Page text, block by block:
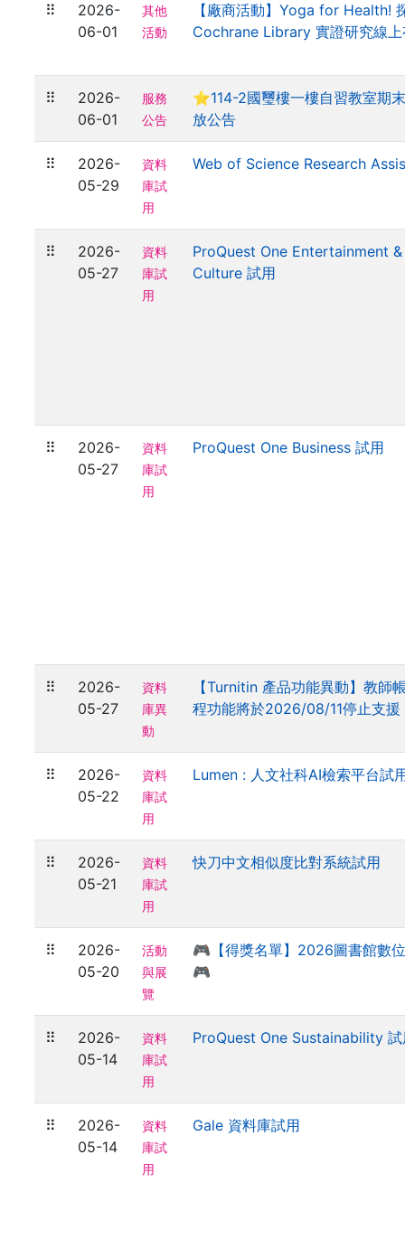
⠿
2026-
06-01
其他
活動
【廠商活動】Yoga for Health!
Cochrane Library 實證研究線上
⠿
2026-
06-01
服務
公告
⭐114-2國璽樓一樓自習教室期
放公告
⠿
2026-
05-29
資料
庫試
用
Web of Science Research
⠿
2026-
05-27
資料
庫試
用
ProQuest One Entertainment
Culture 試用
⠿
2026-
05-27
資料
庫試
用
ProQuest One Business 試用
⠿
2026-
05-27
資料
庫異
動
【Turnitin 產品功能異動】教師
程功能將於2026/08/11停止支援
⠿
2026-
05-22
資料
庫試
用
Lumen : 人文社科AI檢索平台試
⠿
2026-
05-21
資料
庫試
用
快刀中文相似度比對系統試用
⠿
2026-
05-20
活動
與展
覽
🎮【得獎名單】2026圖書館數
🎮
⠿
2026-
05-14
資料
庫試
用
ProQuest One Sustainability 試
⠿
2026-
05-14
資料
庫試
用
Gale 資料庫試用